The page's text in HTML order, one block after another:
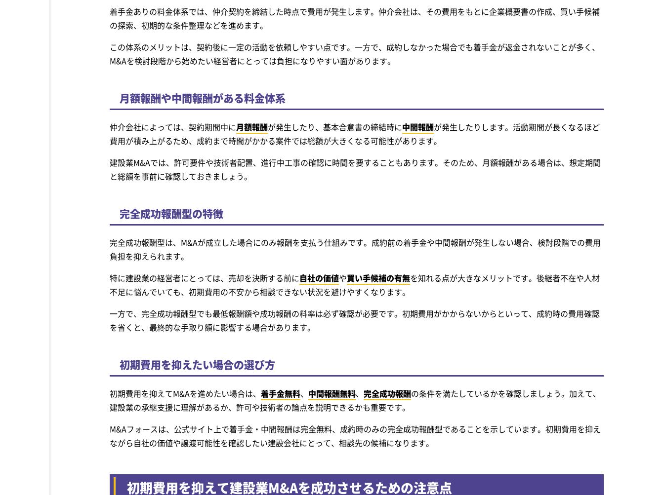
着手金ありの料金体系では、仲介契約を締結した時点で費用が発生します。仲介会社は、その費用をもとに企業概要書の作成、買い手候補
の探索、初期的な条件整理などを進めます。
この体系のメリットは、契約後に一定の活動を依頼しやすい点です。一方で、成約しなかった場合でも着手金が返金されないことが多く、
M&Aを検討段階から始めたい経営者にとっては負担になりやすい面があります。
月額報酬や中間報酬がある料金体系
仲介会社によっては、契約期間中に月額報酬が発生したり、基本合意書の締結時に中間報酬が発生したりします。活動期間が長くなるほど
費用が積み上がるため、成約まで時間がかかる案件では総額が大きくなる可能性があります。
建設業M&Aでは、許可要件や技術者配置、進行中工事の確認に時間を要することもあります。そのため、月額報酬がある場合は、想定期間
と総額を事前に確認しておきましょう。
完全成功報酬型の特徴
完全成功報酬型は、M&Aが成立した場合にのみ報酬を支払う仕組みです。成約前の着手金や中間報酬が発生しない場合、検討段階での費用
負担を抑えられます。
特に建設業の経営者にとっては、売却を決断する前に自社の価値や買い手候補の有無を知れる点が大きなメリットです。後継者不在や人材
不足に悩んでいても、初期費用の不安から相談できない状況を避けやすくなります。
一方で、完全成功報酬型でも最低報酬額や成功報酬の料率は必ず確認が必要です。初期費用がかからないからといって、成約時の費用確認
を省くと、最終的な手取り額に影響する場合があります。
初期費用を抑えたい場合の選び方
初期費用を抑えてM&Aを進めたい場合は、 着手金無料、 中間報酬無料、 完全成功報酬の条件を満たしているかを確認しましょう。加えて、
建設業の承継支援に理解があるか、許可や技術者の論点を説明できるかも重要です。
M&Aフォースは、公式サイト上で着手金・中間報酬は完全無料、成約時のみの完全成功報酬型であることを示しています。初期費用を抑え
ながら自社の価値や譲渡可能性を確認したい建設会社にとって、相談先の候補になります。
初期費用を抑えて建設業M&Aを成功させるための注意点